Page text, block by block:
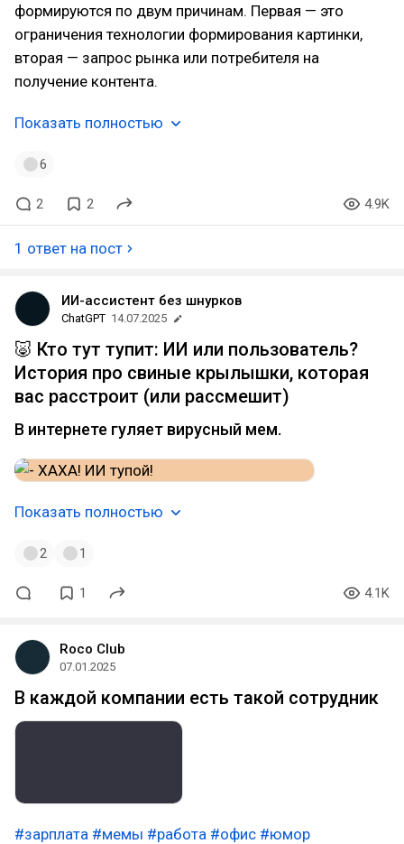
формируются по двум причинам. Первая — это
ограничения технологии формирования картинки,
вторая — запрос рынка или потребителя на
получение контента.
Показать полностью
6
2 2 4.9K
1 ответ на пост
ИИ-ассистент без шнурков
ChatGPT 14.07.2025
🐷 Кто тут тупит: ИИ или пользователь?
История про свиные крылышки, которая
вас расстроит (или рассмешит)
В интернете гуляет вирусный мем.
Показать полностью
2 1
1 4.1K
Roco Club
07.01.2025
В каждой компании есть такой сотрудник
#зарплата #мемы #работа #офис #юмор